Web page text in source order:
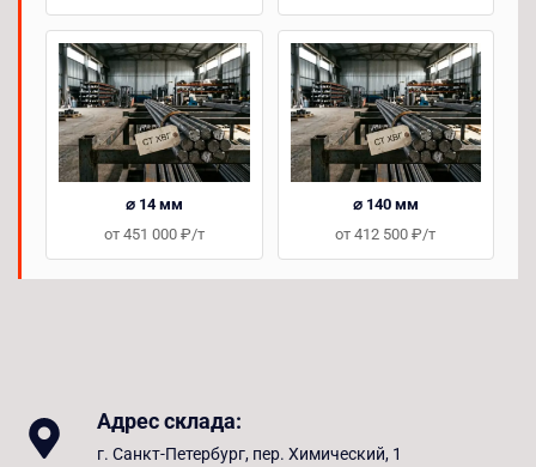
⌀ 14 мм
от 451 000 ₽/т
⌀ 140 мм
от 412 500 ₽/т
Адрес склада:
г. Санкт-Петербург, пер. Химический, 1